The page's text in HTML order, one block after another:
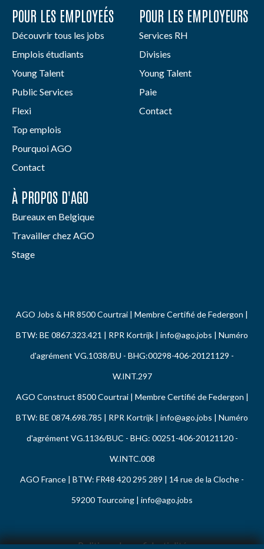
POUR LES EMPLOYEÉS
Découvrir tous les jobs
Emplois étudiants
Young Talent
Public Services
Flexi
Top emplois
Pourquoi AGO
Contact
POUR LES EMPLOYEURS
Services RH
Divisies
Young Talent
Paie
Contact
À PROPOS D'AGO
Bureaux en Belgique
Travailler chez AGO
Stage
AGO Jobs & HR 8500 Courtrai | Membre Certifié de Federgon |
BTW: BE 0867.323.421 | RPR Kortrijk | info@ago.jobs | Numéro
d'agrément VG.1038/BU - BHG:00298-406-20121129 -
W.INT.297
AGO Construct 8500 Courtrai | Membre Certifié de Federgon |
BTW: BE 0874.698.785 | RPR Kortrijk | info@ago.jobs | Numéro
d'agrément VG.1136/BUC - BHG: 00251-406-20121120 -
W.INTC.008
AGO France | BTW: FR48 420 295 289 | 14 rue de la Cloche -
59200 Tourcoing | info@ago.jobs
Politique de confidentialité